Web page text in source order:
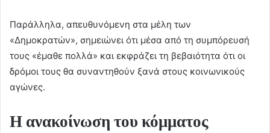
Παράλληλα, απευθυνόμενη στα μέλη των
«Δημοκρατών», σημειώνει ότι μέσα από τη συμπόρευσή
τους «έμαθε πολλά» και εκφράζει τη βεβαιότητα ότι οι
δρόμοι τους θα συναντηθούν ξανά στους κοινωνικούς
αγώνες.
Η ανακοίνωση του κόμματος